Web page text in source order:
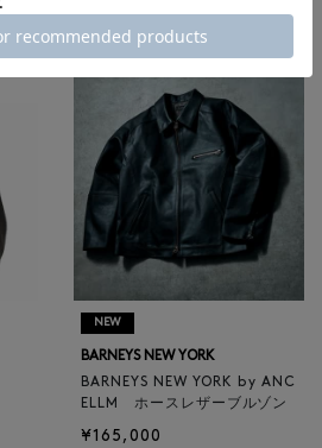
RECOMMEND
NEW
BARNEYS NEW YORK
BARNEYS NEW YORK by ANC
ELLM ホースレザーブルゾン
¥165,000